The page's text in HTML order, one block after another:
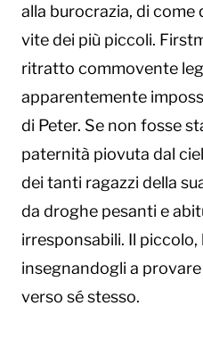
alla burocrazia, di come
vite dei più piccoli.
ritratto commovente
apparentemente
di Peter. Se non fosse
paternità piovuta dal
dei tanti ragazzi della
da droghe pesanti e
irresponsabili. Il piccolo,
insegnandogli a
verso sé stesso.